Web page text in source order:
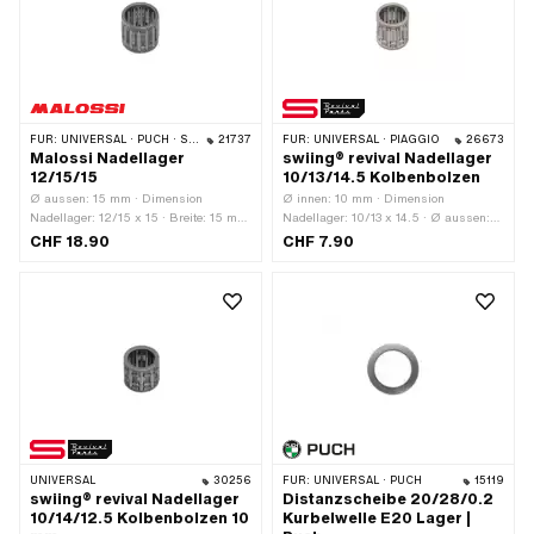
FÜR: UNIVERSAL · PUCH · SACHS · PONY / CILO (BETA 521 & 512) · PIAGGIO · SOLEX · TOMOS · BYE BIKE · ALPA CHOPPER / TURBO · CILO · DKW · FANTIC · GARELLI · HONDA · ILO / JLO · KREIDLER · MALAGUTI · MBK / MOTOBÉCANE · MIELE · MONARK · PEUGEOT · VICTORIA · YAMAHA 21737
Malossi Nadellager
12/15/15
Ø aussen: 15 mm · Dimension
Nadellager: 12/15 x 15 · Breite: 15 mm
· Hersteller: Malossi · Lagerkäfig:
CHF 18.90
FÜR: UNIVERSAL · PIAGGIO 26673
swiing® revival Nadellager
10/13/14.5 Kolbenbolzen
Ø innen: 10 mm · Dimension
Nadellager: 10/13 x 14.5 · Ø aussen:
13 mm · Hersteller: swiing® revival
CHF 7.90
UNIVERSAL 30256
swiing® revival Nadellager
10/14/12.5 Kolbenbolzen 10
FÜR: UNIVERSAL · PUCH 15119
Distanzscheibe 20/28/0.2
Kurbelwelle E20 Lager |